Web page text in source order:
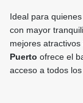
Ideal para
con mayor
mejores
Puerto ofrece el
acceso a todos